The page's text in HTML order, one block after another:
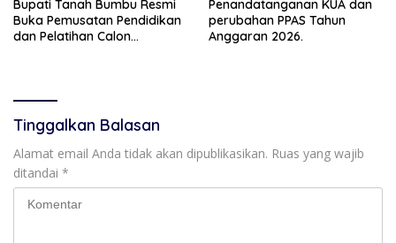
Bupati Tanah Bumbu Resmi
Buka Pemusatan Pendidikan
dan Pelatihan Calon
Penandatanganan KUA dan
perubahan PPAS Tahun
Anggaran 2026.
Tinggalkan Balasan
Alamat email Anda tidak akan dipublikasikan. Ruas yang wajib
ditandai *